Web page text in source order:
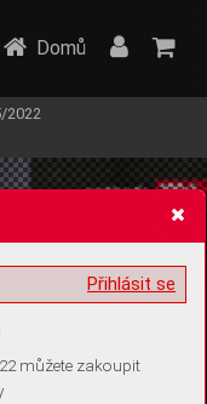
informací
Domů
2022
Přihlásit se
můžete zakoupit